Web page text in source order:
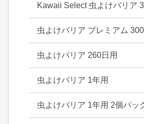
Kawaii Select 虫よけバリア
虫よけバリア プレミアム 300
虫よけバリア 260日用
虫よけバリア 1年用
虫よけバリア 1年用 2個パッ